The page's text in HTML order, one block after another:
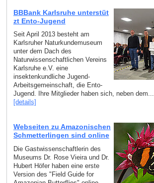
BBBank Karlsruhe unterstüt
zt Ento-Jugend
Seit April 2013 besteht am
Karlsruher Naturkundemuseum
unter dem Dach des
Naturwissenschaftlichen Vereins
Karlsruhe e.V. eine
insektenkundliche Jugend-
Arbeitsgemeinschaft, die Ento-
Jugend. Ihre Mitglieder haben sich, neben dem...
[details]
Webseiten zu Amazonischen
Schmetterlingen sind online
Die Gastwissenschaftlerin des
Museums Dr. Rose Vieira und Dr.
Hubert Höfer haben eine erste
Version des "Field Guide for